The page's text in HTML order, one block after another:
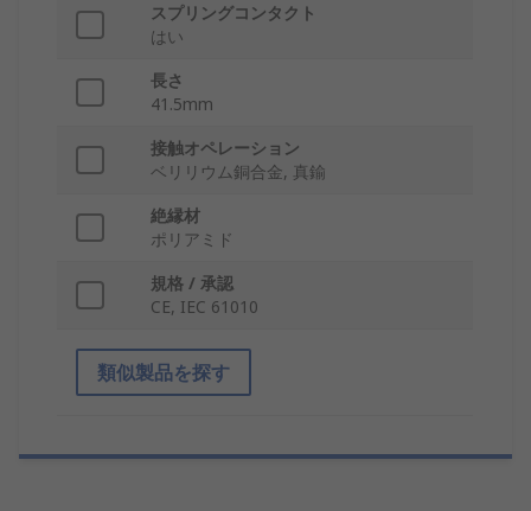
スプリングコンタクト
はい
長さ
41.5mm
接触オペレーション
ベリリウム銅合金, 真鍮
絶縁材
ポリアミド
規格 / 承認
CE, IEC 61010
類似製品を探す